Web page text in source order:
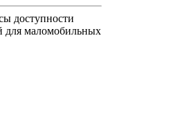
доступности
для маломобильных